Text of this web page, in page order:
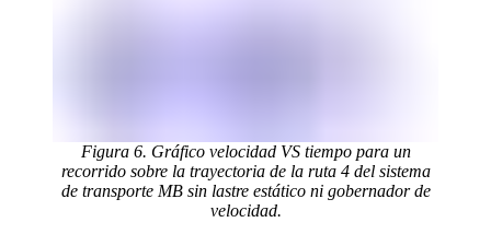
Figura 6. Gráfico velocidad VS tiempo para un
recorrido sobre la trayectoria de la ruta 4 del sistema
de transporte MB sin lastre estático ni gobernador de
velocidad.